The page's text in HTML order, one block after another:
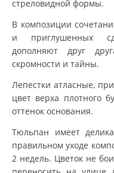
стреловидной формы.
В композиции
и приглушенных
дополняют друг
скромности и тайны.
Лепестки атласные,
цвет верха плотного
оттенок основания.
Тюльпан имеет
правильном уходе
2 недель. Цветок не